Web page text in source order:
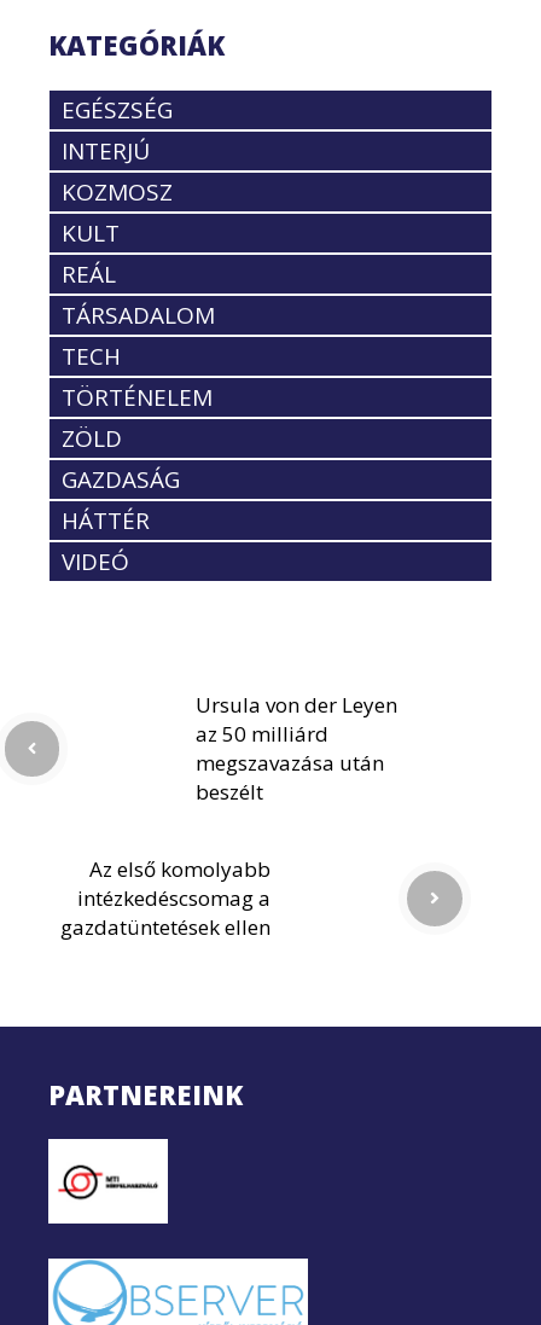
KATEGÓRIÁK
EGÉSZSÉG
INTERJÚ
KOZMOSZ
KULT
REÁL
TÁRSADALOM
TECH
TÖRTÉNELEM
ZÖLD
GAZDASÁG
HÁTTÉR
VIDEÓ
Ursula von der Leyen
az 50 milliárd
megszavazása után
beszélt
Az első komolyabb
intézkedéscsomag a
gazdatüntetések ellen
PARTNEREINK